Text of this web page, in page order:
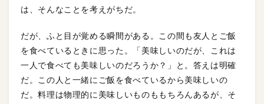
は、そんなことを考えがちだ。
だが、ふと目が覚める瞬間がある。この間も友人とご飯
を食べているときに思った。「美味しいのだが、これは
一人で食べても美味しいのだろうか？」と。答えは明確
だ。この人と一緒にご飯を食べているから美味しいの
だ。料理は物理的に美味しいものももちろんあるが、そ